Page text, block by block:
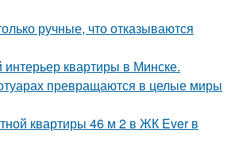
ручные, что отказываются
квартиры в Минске.
превращаются в целые миры
квартиры 46 м 2 в ЖК Ever в